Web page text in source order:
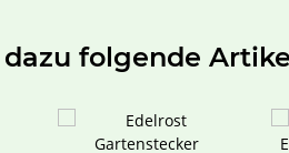
folgende